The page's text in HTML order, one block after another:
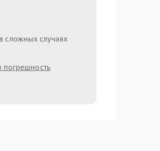
сложных случаях
погрешность